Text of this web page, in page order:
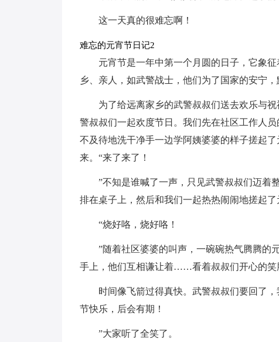
这一天真的很难忘啊！
难忘的元宵节日记2
元宵节是一年中第一个月圆的日子，它象
乡、亲人，如武警战士，他们为了国家的安宁，
为了给远离家乡的武警叔叔们送去欢乐与
警叔叔们一起欢度节日。我们先在社区工作人
不及待地洗干净手一边学阿姨婆婆的样子搓起
来。“来了来了！
”不知是谁喊了一声，只见武警叔叔们迈着
排在桌子上，然后和我们一起热热闹闹地搓起
“烧好咯，烧好咯！
”随着社区婆婆的叫声，一碗碗热气腾腾的
手上，他们互相谦让着……看着叔叔们开心的笑
时间像飞箭过得真快。武警叔叔们要回了
节快乐，后会有期！
”大家听了全笑了。